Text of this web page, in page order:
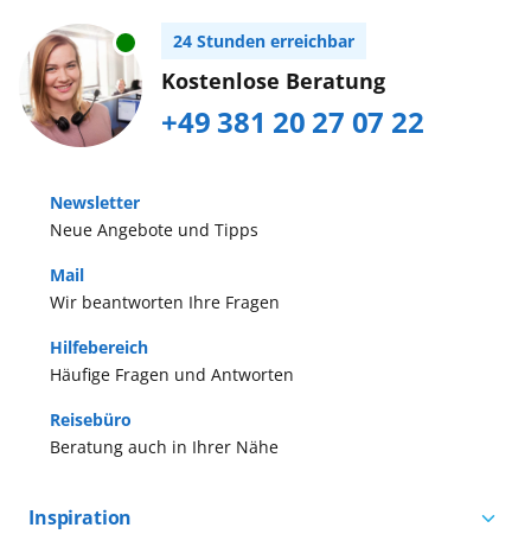
24 Stunden erreichbar
Kostenlose Beratung
+49 381 20 27 07 22
Neue Angebote und Tipps
Newsletter
Häufige Fragen und Antworten
Hilfebereich
Wir beantworten Ihre Fragen
Mail
Beratung auch in Ihrer Nähe
Reisebüro
Inspiration